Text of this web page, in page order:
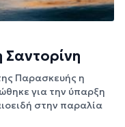
Παρασκευής η
για την ύπαρξη
στην παραλία